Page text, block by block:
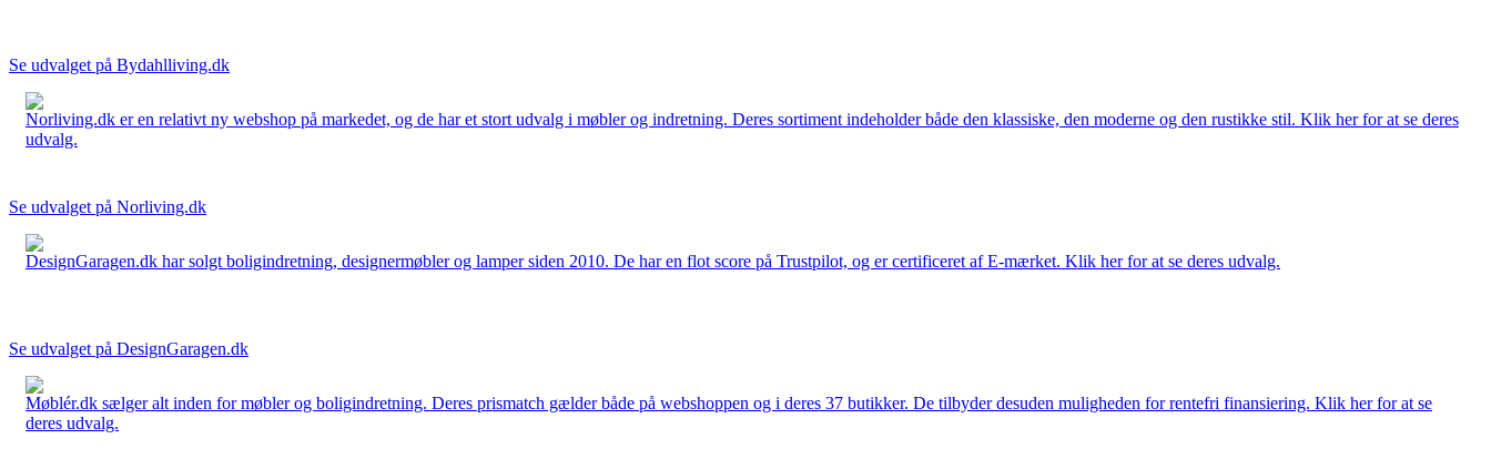
Se udvalget på Bydahlliving.dk
Norliving.dk er en relativt ny webshop på markedet, og de har et stort udvalg i møbler og indretning. Deres sortiment indeholder både den klassiske, den moderne og den rustikke stil. Klik her for at se deres
udvalg.
Se udvalget på Norliving.dk
DesignGaragen.dk har solgt boligindretning, designermøbler og lamper siden 2010. De har en flot score på Trustpilot, og er certificeret af E-mærket. Klik her for at se deres udvalg.
Se udvalget på DesignGaragen.dk
Møblér.dk sælger alt inden for møbler og boligindretning. Deres prismatch gælder både på webshoppen og i deres 37 butikker. De tilbyder desuden muligheden for rentefri finansiering. Klik her for at se
deres udvalg.